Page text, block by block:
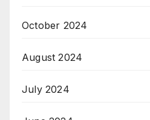
October 2024
August 2024
July 2024